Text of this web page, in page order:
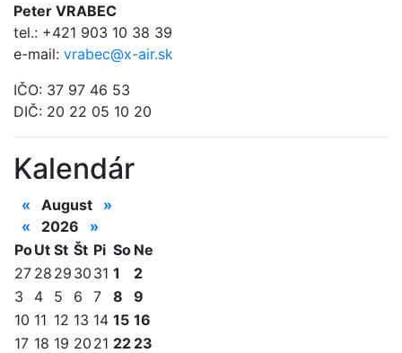
Peter VRABEC
tel.: +421 903 10 38 39
e-mail: vrabec@x-air.sk
IČO: 37 97 46 53
DIČ: 20 22 05 10 20
Kalendár
« August
»
«
2026
»
PoUt St Št Pi So Ne
27 28 29 30 31 1
2
3
4 5 6 7 8
9
10 11 12 13 14 15 16
17 18 19 20 21 22 23